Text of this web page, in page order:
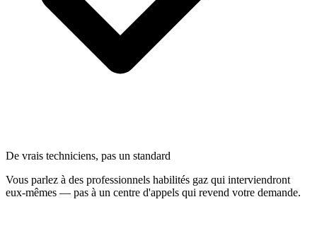
De vrais techniciens, pas un standard
Vous parlez à des professionnels habilités gaz qui interviendront
eux-mêmes — pas à un centre d'appels qui revend votre demande.